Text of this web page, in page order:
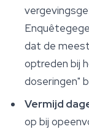
dat de
optreden bij
doseringen"
Vermijd
op bij